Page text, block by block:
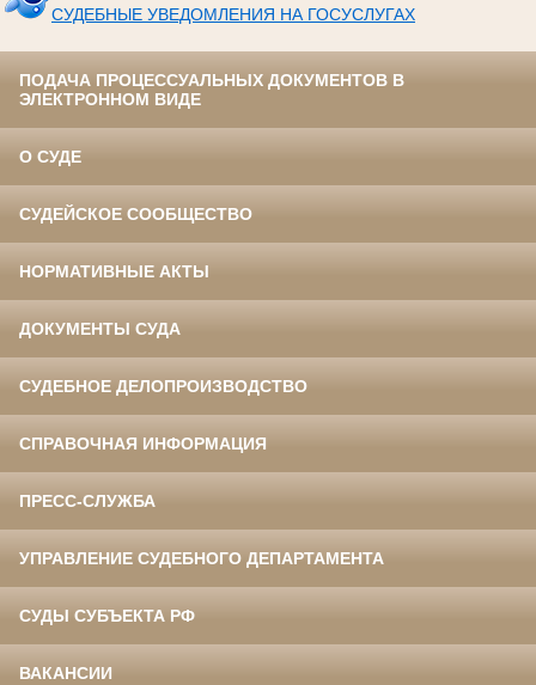
СУДЕБНЫЕ УВЕДОМЛЕНИЯ НА ГОСУСЛУГАХ
ПОДАЧА ПРОЦЕССУАЛЬНЫХ ДОКУМЕНТОВ В
ЭЛЕКТРОННОМ ВИДЕ
О СУДЕ
СУДЕЙСКОЕ СООБЩЕСТВО
НОРМАТИВНЫЕ АКТЫ
ДОКУМЕНТЫ СУДА
СУДЕБНОЕ ДЕЛОПРОИЗВОДСТВО
СПРАВОЧНАЯ ИНФОРМАЦИЯ
ПРЕСС-СЛУЖБА
УПРАВЛЕНИЕ СУДЕБНОГО ДЕПАРТАМЕНТА
СУДЫ СУБЪЕКТА РФ
ВАКАНСИИ